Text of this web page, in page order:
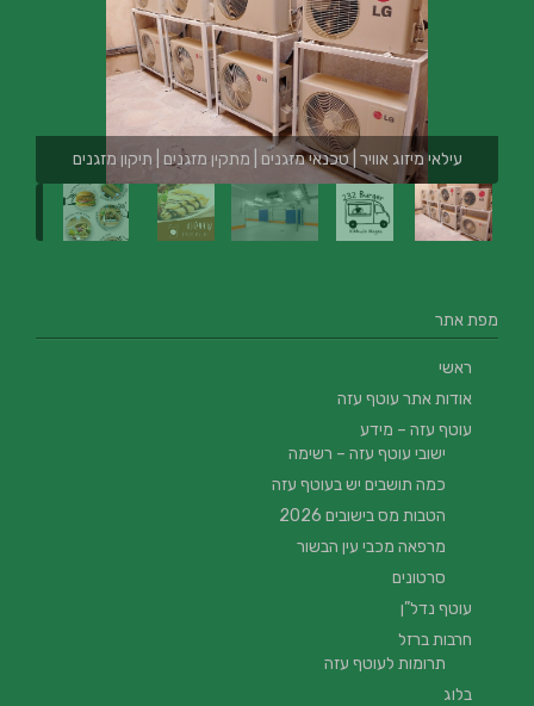
עילאי מיזוג אוויר | טכנאי מזגנים | מתקין מזגנים | תיקון מזגנים
מפת אתר
ראשי
אודות אתר עוטף עזה
עוטף עזה – מידע
ישובי עוטף עזה – רשימה
כמה תושבים יש בעוטף עזה
הטבות מס בישובים 2026
מרפאה מכבי עין הבשור
סרטונים
עוטף נדל”ן
חרבות ברזל
תרומות לעוטף עזה
בלוג